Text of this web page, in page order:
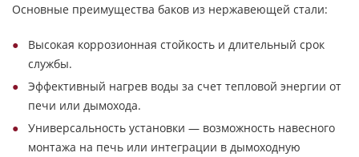
Основные преимущества баков из нержавеющей стали:
Высокая коррозионная стойкость и длительный срок
службы.
Эффективный нагрев воды за счет тепловой энергии от
печи или дымохода.
Универсальность установки — возможность навесного
монтажа на печь или интеграции в дымоходную